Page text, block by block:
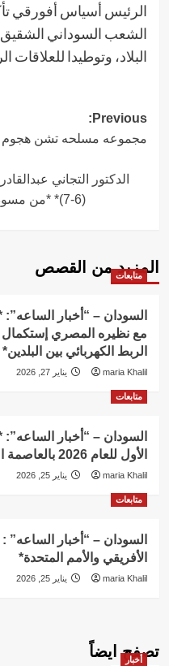
الرئيس أسياس أفورقي
الشعب السوداني
البلاد، وتوطيدا
Post
navigation
Previous:
مجموعه مسلحه تشن هجوم
الدكتور التجاني
(6-7)* *من مسودة المحامين إلى الإتفاق الإطاري*
المزيد من القصص
متابعات
السودان – “أخبار
مع نظيره المصري إستكمال
الربط الكهربائي بين البلدين*
maria Khalil يناير 27, 2026
متابعات
السودان – “أخبار
الأول للعام 2026 بالعاصمة القومية الخرطوم*
maria Khalil يناير 25, 2026
متابعات
السودان – “أخبار الساعه” :
الأفريقي والأمم المتحدة*
maria Khalil يناير 25, 2026
تصفح ايضاً
أخبار